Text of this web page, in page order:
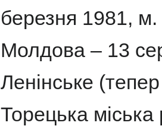
березня 1981,
Молдова – 13
Ленінське
Торецька